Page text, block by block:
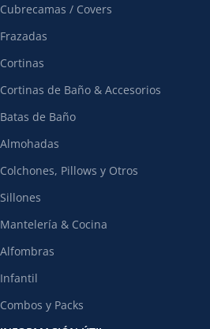
Cubrecamas / Covers
Frazadas
Cortinas
Cortinas de Baño & Accesorios
Batas de Baño
Almohadas
Colchones, Pillows y Otros
Sillones
Mantelería & Cocina
Alfombras
Infantil
Combos y Packs